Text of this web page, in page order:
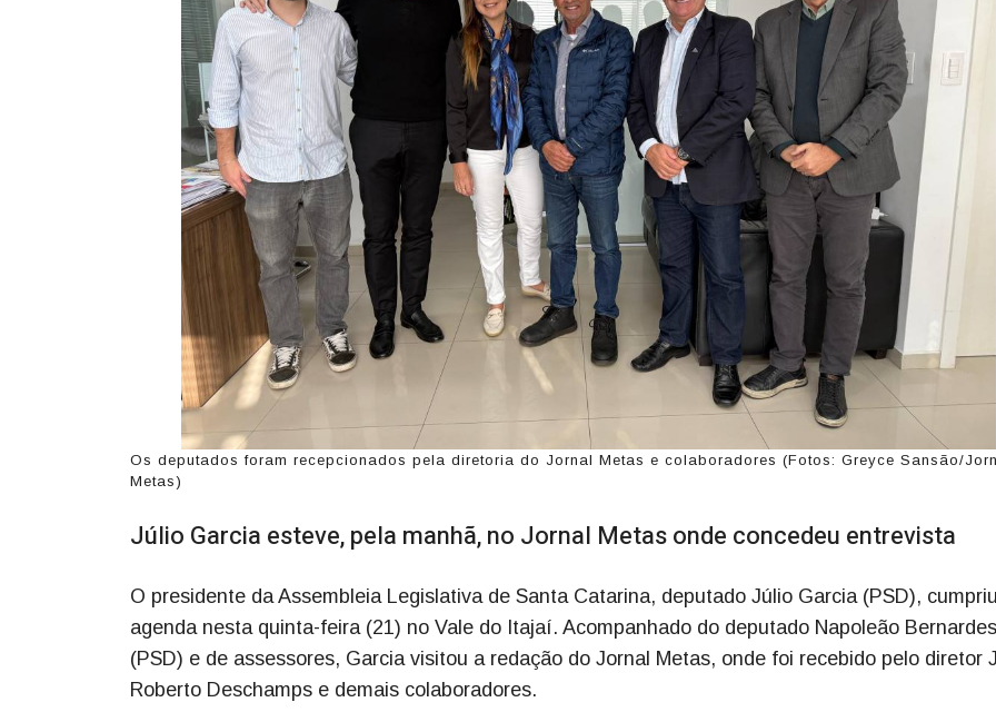
Os deputados foram recepcionados pela diretoria do Jornal Metas e colaboradores (Fotos: Greyce Sansão/
Metas)
Júlio Garcia esteve, pela manhã, no Jornal Metas onde concedeu entrevista
O presidente da Assembleia Legislativa de Santa Catarina, deputado Júlio Garcia (PSD), cumpriu
agenda nesta quinta-feira (21) no Vale do Itajaí. Acompanhado do deputado Napoleão Bernardes
(PSD) e de assessores, Garcia visitou a redação do Jornal Metas, onde foi recebido pelo diretor
Roberto Deschamps e demais colaboradores.